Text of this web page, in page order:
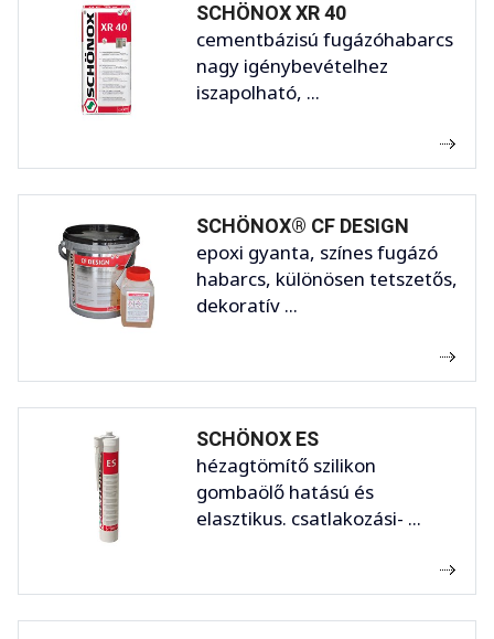
SCHÖNOX XR 40
cementbázisú fugázóhabarcs
nagy igénybevételhez
iszapolható, ...
SCHÖNOX® CF DESIGN
epoxi gyanta, színes fugázó
habarcs, különösen tetszetős,
dekoratív ...
SCHÖNOX ES
hézagtömítő szilikon
gombaölő hatású és
elasztikus. csatlakozási- ...